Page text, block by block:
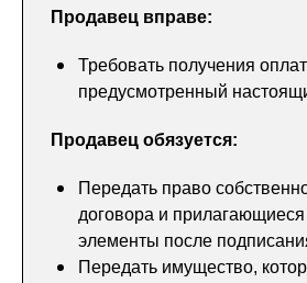
Продавец вправе:
Требовать получения
предусмотренный
Продавец обязуется:
Передать право
договора и
элементы после
Передать имущество,